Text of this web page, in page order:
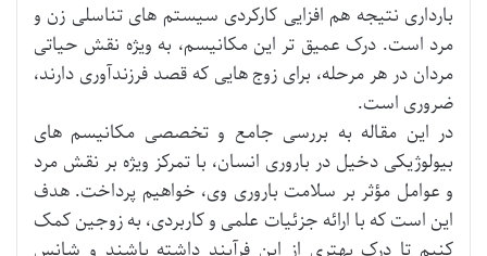
بارداری نتیجه هم افزایی کارکردی سیستم های تناسلی زن و
مرد است. درک عمیق تر این مکانیسم، به ویژه نقش حیاتی
مردان در هر مرحله، برای زوج هایی که قصد فرزندآوری دارند،
ضروری است.
در این مقاله به بررسی جامع و تخصصی مکانیسم های
بیولوژیکی دخیل در باروری انسان، با تمرکز ویژه بر نقش مرد
و عوامل مؤثر بر سلامت باروری وی، خواهیم پرداخت. هدف
این است که با ارائه جزئیات علمی و کاربردی، به زوجین کمک
کنیم تا درک بهتری از این فرآیند داشته باشند و شانس